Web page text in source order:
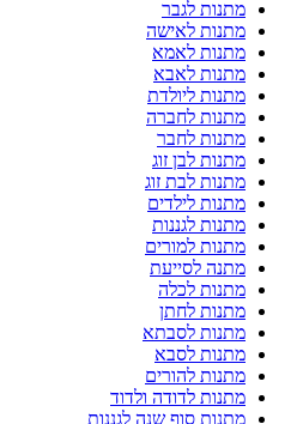
מתנות לגבר
מתנות לאישה
מתנות לאמא
מתנות לאבא
מתנות ליולדת
מתנות לחברה
מתנות לחבר
מתנות לבן זוג
מתנות לבת זוג
מתנות לילדים
מתנות לגננות
מתנות למורים
מתנה לסייעת
מתנות לכלה
מתנות לחתן
מתנות לסבתא
מתנות לסבא
מתנות להורים
מתנות לדודה ולדוד
מתנות סוף שנה לגננות